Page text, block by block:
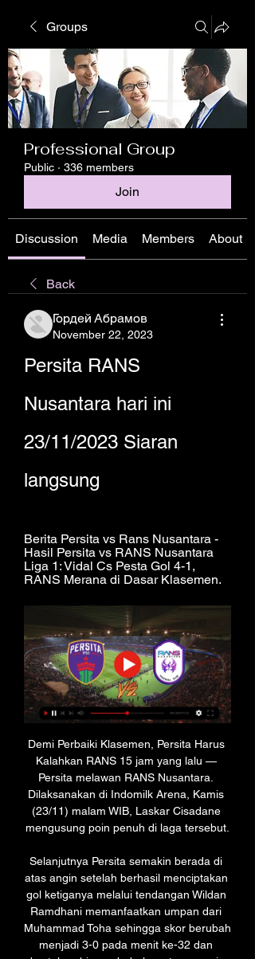
Groups
Professional Group
Public · 336 members
Join
Discussion Media Members About
Back
Гордей Абрамов
November 22, 2023
Persita RANS
Nusantara hari ini
23/11/2023 Siaran
langsung
Berita Persita vs Rans Nusantara -
Hasil Persita vs RANS Nusantara
Liga 1: Vidal Cs Pesta Gol 4-1,
RANS Merana di Dasar Klasemen.
Demi Perbaiki Klasemen, Persita Harus
Kalahkan RANS 15 jam yang lalu —
Persita melawan RANS Nusantara.
Dilaksanakan di Indomilk Arena, Kamis
(23/11) malam WIB, Laskar Cisadane
mengusung poin penuh di laga tersebut.
Selanjutnya Persita semakin berada di
atas angin setelah berhasil menciptakan
gol ketiganya melalui tendangan Wildan
Ramdhani memanfaatkan umpan dari
Muhammad Toha sehingga skor berubah
menjadi 3-0 pada menit ke-32 dan